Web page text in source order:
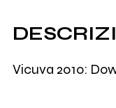
Vicuva 2010: